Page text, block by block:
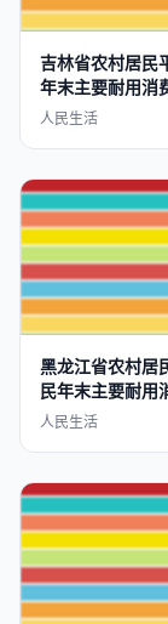
吉林省农村居民
年末主要耐用消
datavra
人民生活
黑龙江省农村居
民年末主要耐用
datavra
人民生活